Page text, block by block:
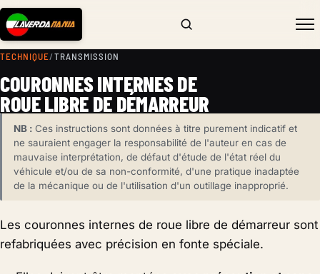
TECHNIQUE/TRANSMISSION
COURONNES INTERNES DE
ROUE LIBRE DE DÉMARREUR
NB : Ces instructions sont données à titre purement indicatif et
ne sauraient engager la responsabilité de l'auteur en cas de
mauvaise interprétation, de défaut d'étude de l'état réel du
véhicule et/ou de sa non-conformité, d'une pratique inadaptée
de la mécanique ou de l'utilisation d'un outillage inapproprié.
Les couronnes internes de roue libre de démarreur sont
refabriquées avec précision en fonte spéciale.